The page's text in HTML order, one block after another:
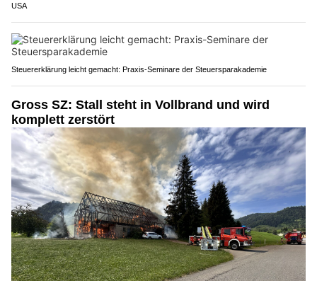
USA
Steuererklärung leicht gemacht: Praxis-Seminare der Steuersparakademie
Gross SZ: Stall steht in Vollbrand und wird
komplett zerstört